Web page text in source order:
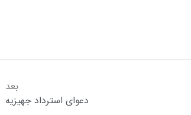
بعد
دعوای استرداد جهیزیه